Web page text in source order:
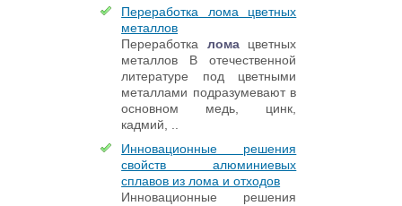
Переработка лома цветных
металлов
Переработка лома цветных
металлов В отечественной
литературе под цветными
металлами подразумевают в
основном медь, цинк,
кадмий, ..
Инновационные решения
свойств алюминиевых
сплавов из лома и отходов
Инновационные решения